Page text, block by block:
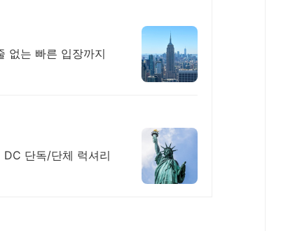
없는 빠른 입장까지
DC 단독/단체 럭셔리